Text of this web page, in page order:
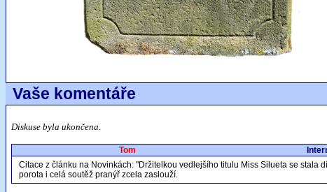
Vaše komentáře
Diskuse byla ukončena.
Tom
Citace z článku na Novinkách: "Držitelkou vedlejšího titulu Miss Silueta se stala
porota i celá soutěž pranýř zcela zaslouží.